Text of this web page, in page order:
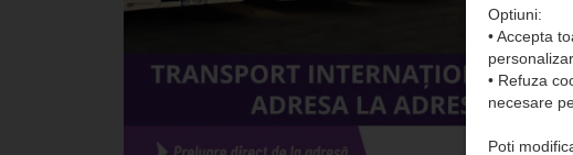
Optiuni:
• Accepta
• Refuza
necesare
Poti